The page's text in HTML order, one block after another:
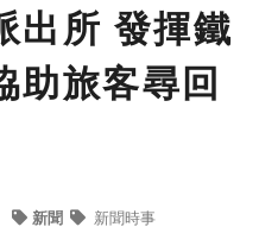
出所 發揮鐵
助旅客尋回
新聞 新聞時事